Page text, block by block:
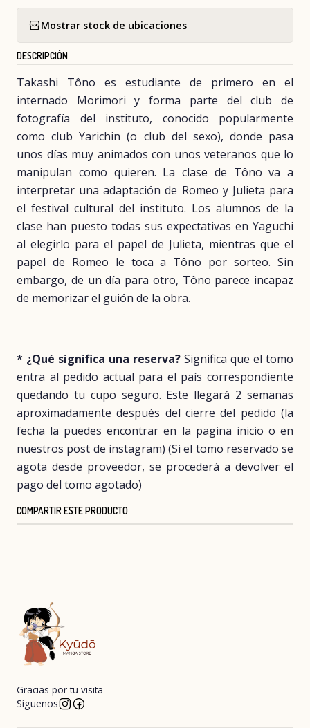
Mostrar stock de ubicaciones
DESCRIPCIÓN
Takashi Tôno es estudiante de primero en el
internado Morimori y forma parte del club de
fotografía del instituto, conocido popularmente
como club Yarichin (o club del sexo), donde pasa
unos días muy animados con unos veteranos que lo
manipulan como quieren. La clase de Tôno va a
interpretar una adaptación de Romeo y Julieta para
el festival cultural del instituto. Los alumnos de la
clase han puesto todas sus expectativas en Yaguchi
al elegirlo para el papel de Julieta, mientras que el
papel de Romeo le toca a Tôno por sorteo. Sin
embargo, de un día para otro, Tôno parece incapaz
de memorizar el guión de la obra.
* ¿Qué significa una reserva? Significa que el tomo
entra al pedido actual para el país correspondiente
quedando tu cupo seguro. Este llegará 2 semanas
aproximadamente después del cierre del pedido (la
fecha la puedes encontrar en la pagina inicio o en
nuestros post de instagram) (Si el tomo reservado se
agota desde proveedor, se procederá a devolver el
pago del tomo agotado)
COMPARTIR ESTE PRODUCTO
Gracias por tu visita
Síguenos